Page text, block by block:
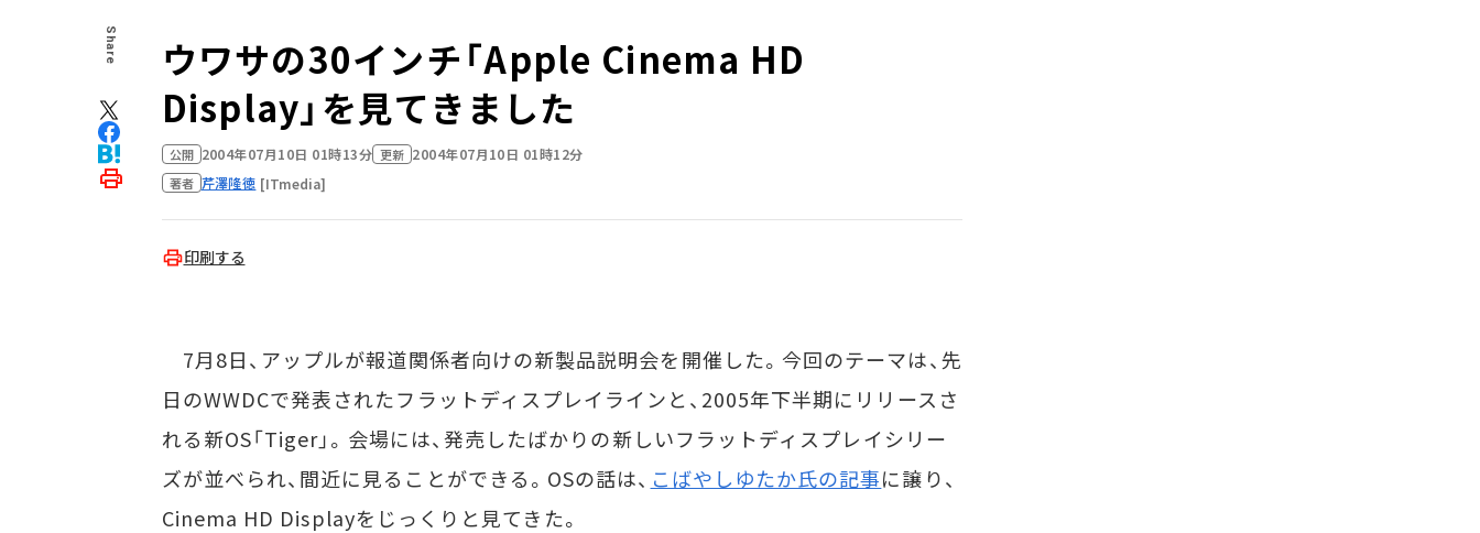
Share
ウワサの30インチ「Apple Cinema HD
Display」を見てきました
公開 2004年07月10日 01時13分 更新 2004年07月10日 01時12分
著者 芹澤隆徳 [ITmedia]
印刷する
7月8日、アップルが報道関係者向けの新製品説明会を開催した。今回のテーマは、先
日のWWDCで発表されたフラットディスプレイラインと、2005年下半期にリリースさ
れる新OS「Tiger」。会場には、発売したばかりの新しいフラットディスプレイシリー
ズが並べられ、間近に見ることができる。OSの話は、 こばやしゆたか氏の記事に譲り、
Cinema HD Displayをじっくりと見てきた。